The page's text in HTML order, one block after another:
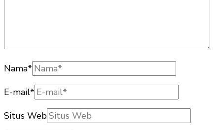
Nama*
E-mail*
Situs Web